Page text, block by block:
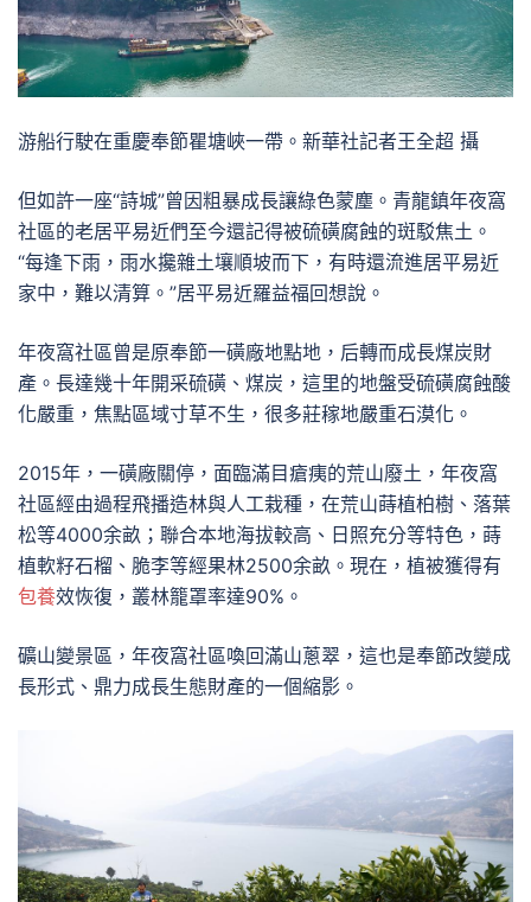
游船行駛在重慶奉節瞿塘峽一帶。新華社記者王全超 攝
但如許一座“詩城”曾因粗暴成長讓綠色蒙塵。青龍鎮年夜窩
社區的老居平易近們至今還記得被硫磺腐蝕的斑駁焦土。
“每逢下雨，雨水攙雜土壤順坡而下，有時還流進居平易近
家中，難以清算。”居平易近羅益福回想說。
年夜窩社區曾是原奉節一磺廠地點地，后轉而成長煤炭財
產。長達幾十年開采硫磺、煤炭，這里的地盤受硫磺腐蝕酸
化嚴重，焦點區域寸草不生，很多莊稼地嚴重石漠化。
2015年，一磺廠關停，面臨滿目瘡痍的荒山廢土，年夜窩
社區經由過程飛播造林與人工栽種，在荒山蒔植柏樹、落葉
松等4000余畝；聯合本地海拔較高、日照充分等特色，蒔
植軟籽石榴、脆李等經果林2500余畝。現在，植被獲得有
包養效恢復，叢林籠罩率達90%。
礦山變景區，年夜窩社區喚回滿山蔥翠，這也是奉節改變成
長形式、鼎力成長生態財產的一個縮影。